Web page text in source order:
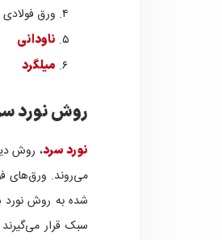
ورق فولادی
ناودانی
میلگرد
روش نورد
نورد سرد، روش
می‌روند. ورق‌های
شده به روش نورد
سبک قرار